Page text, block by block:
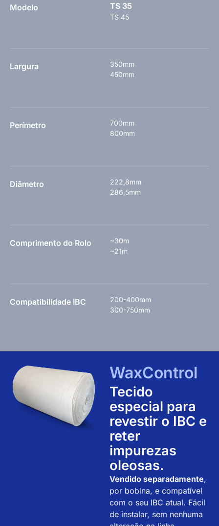
Modelo TS 35
TS 45
Largura
350mm
450mm
Perímetro
700mm
800mm
Diâmetro
222,8mm
286,5mm
Comprimento do Rolo
~30m
~21m
Compatibilidade IBC
200-400mm
300-750mm
WaxControl
Tecido
especial para
revestir o IBC e
reter
impurezas
oleosas.
Vendido separadamente,
por bobina, e compatível
com o seu IBC atual. Fácil
de instalar, sem nenhuma